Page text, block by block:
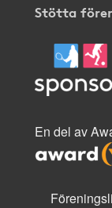
Stötta
En del av